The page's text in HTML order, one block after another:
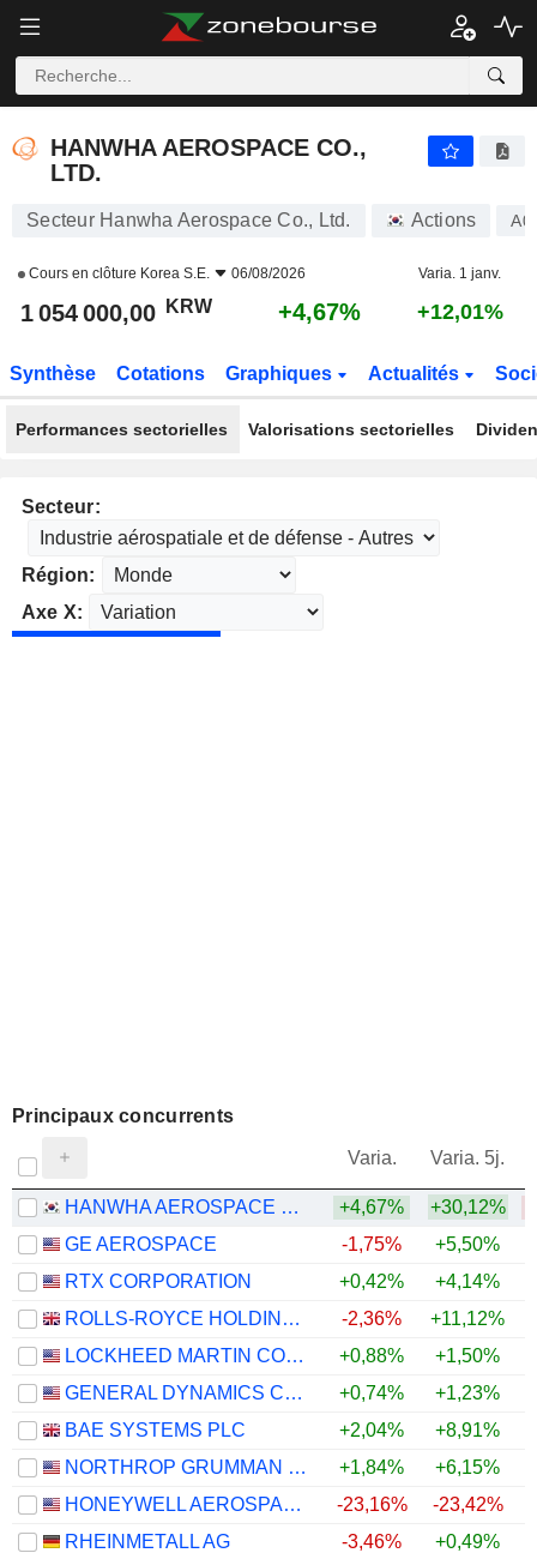
HANWHA AEROSPACE CO.,
LTD.
Secteur Hanwha Aerospace Co., Ltd. Actions
Cours en clôture Korea S.E. 06/08/2026 Varia. 1 janv.
1 054 000,00 KRW +4,67% +12,01%
Synthèse Cotations Graphiques Actualités
Performances sectorielles Valorisations sectorielles
Secteur:
Région:
Axe X:
Principaux concurrents
Varia. Varia. 5j.
HANWHA AEROSPACE CO., LTD.
+4,67% +30,12%
GE AEROSPACE
-1,75% +5,50%
RTX CORPORATION
+0,42% +4,14%
ROLLS-ROYCE HOLDINGS PLC
-2,36% +11,12%
LOCKHEED MARTIN CORPORATION
+0,88% +1,50%
GENERAL DYNAMICS CORPORATION
+0,74% +1,23%
BAE SYSTEMS PLC
+2,04% +8,91%
NORTHROP GRUMMAN CORPORATION
+1,84% +6,15%
HONEYWELL AEROSPACE INC.
-23,16% -23,42%
RHEINMETALL AG
-3,46% +0,49%